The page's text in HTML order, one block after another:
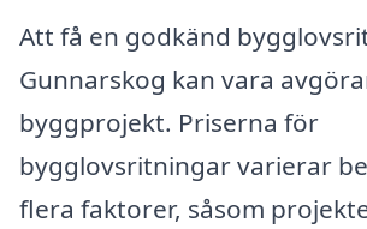
Att få en godkänd
Gunnarskog kan vara
byggprojekt. Priserna för
bygglovsritningar varierar
flera faktorer, såsom